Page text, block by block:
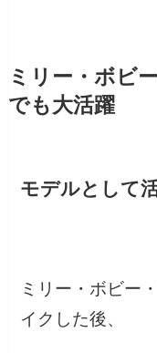
ミリー・ボビ
でも大活躍
モデルとして
ミリー・ボビー
イクした後、